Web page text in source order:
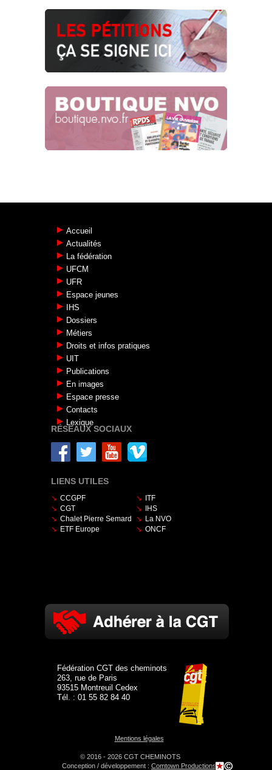
LA DIRECTION VOULAIT
FLEXIBILISER LES REPOS DES ADC
D’HEXAFRET, LES ÉLUS CGT FONT
RESPECTER LA RÈGLE
28.11.2025
LA GRANDE BRADERIE DES BIENS DE
FRET SNCF !
25.11.2025
Accueil
Actualités
La fédération
UFCM
UFR
Espace jeunes
IHS
Dossiers
Métiers
Droits et infos pratiques
UIT
Publications
En images
Espace presse
Contacts
Lexique
RÉSEAUX SOCIAUX
LIENS UTILES
CCGPF
CGT
Chalet Pierre Semard
ETF Europe
ITF
IHS
La NVO
ONCF
Fédération CGT des cheminots
263, rue de Paris
93515 Montreuil Cedex
Tél. : 01 55 82 84 40
Mentions légales
© 2016 - 2026 CGT CHEMINOTS
Conception / développement : Comtown Productions